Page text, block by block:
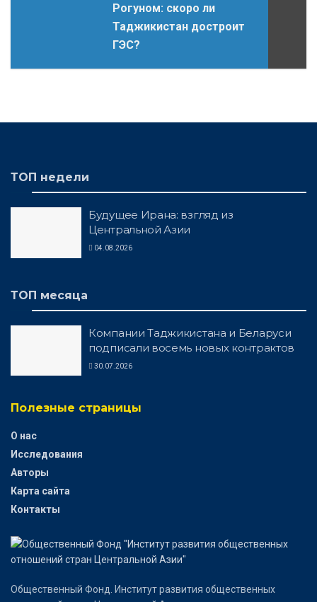
Рогуном: скоро ли
Таджикистан достроит
ГЭС?
ТОП недели
Будущее Ирана: взгляд из
Центральной Азии
04.08.2026
ТОП месяца
Компании Таджикистана и Беларуси
подписали восемь новых контрактов
30.07.2026
Полезные страницы
О нас
Исследования
Авторы
Карта сайта
Контакты
Общественный Фонд. Институт развития общественных